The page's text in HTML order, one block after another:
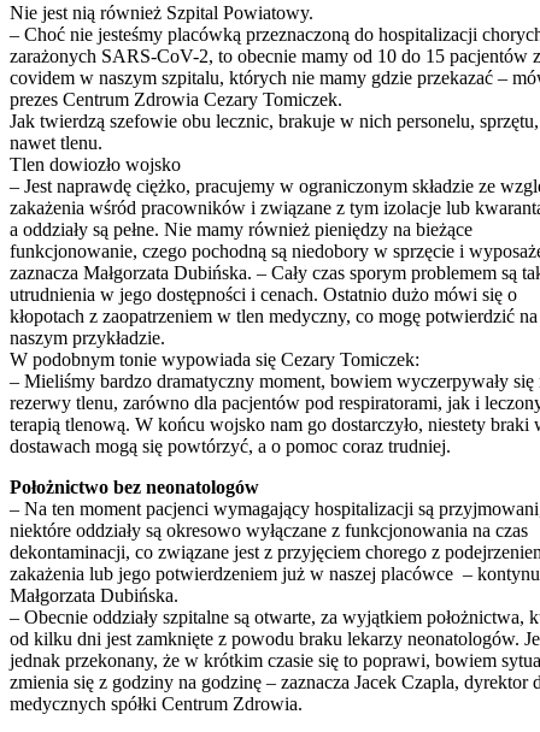
Nie jest nią również Szpital Powiatowy.
– Choć nie jesteśmy placówką przeznaczoną do hospitalizacji
zarażonych SARS-CoV-2, to obecnie mamy od 10 do 15 pacjentów z
covidem w naszym szpitalu, których nie mamy gdzie przekazać –
prezes Centrum Zdrowia Cezary Tomiczek.
Jak twierdzą szefowie obu lecznic, brakuje w nich personelu, sprzętu,
nawet tlenu.
Tlen dowiozło wojsko
– Jest naprawdę ciężko, pracujemy w ograniczonym składzie ze
zakażenia wśród pracowników i związane z tym izolacje lub
a oddziały są pełne. Nie mamy również pieniędzy na bieżące
funkcjonowanie, czego pochodną są niedobory w sprzęcie i
zaznacza Małgorzata Dubińska. – Cały czas sporym problemem są
utrudnienia w jego dostępności i cenach. Ostatnio dużo mówi się o
kłopotach z zaopatrzeniem w tlen medyczny, co mogę potwierdzić na
naszym przykładzie.
W podobnym tonie wypowiada się Cezary Tomiczek:
– Mieliśmy bardzo dramatyczny moment, bowiem wyczerpywały się
rezerwy tlenu, zarówno dla pacjentów pod respiratorami, jak i
terapią tlenową. W końcu wojsko nam go dostarczyło, niestety braki
dostawach mogą się powtórzyć, a o pomoc coraz trudniej.
Położnictwo bez neonatologów
– Na ten moment pacjenci wymagający hospitalizacji są
niektóre oddziały są okresowo wyłączane z funkcjonowania na czas
dekontaminacji, co związane jest z przyjęciem chorego z
zakażenia lub jego potwierdzeniem już w naszej placówce –
Małgorzata Dubińska.
– Obecnie oddziały szpitalne są otwarte, za wyjątkiem położnictwa,
od kilku dni jest zamknięte z powodu braku lekarzy neonatologów.
jednak przekonany, że w krótkim czasie się to poprawi, bowiem
zmienia się z godziny na godzinę – zaznacza Jacek Czapla, dyrektor
medycznych spółki Centrum Zdrowia.